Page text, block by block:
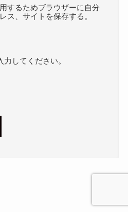
するためブラウザーに自分
ス、サイトを保存する。
力してください。